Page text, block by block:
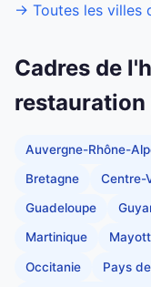
→ Toutes les villes
Cadres de
restauration
Auvergne-Rhône-
Bretagne Centre-
Guadeloupe
Martinique
Occitanie Pays